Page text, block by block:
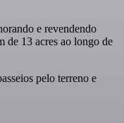
e revendendo
de 13 acres ao longo de
pelo terreno e